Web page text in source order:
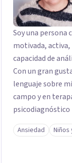
Soy una persona
motivada, activa,
capacidad de
Con un gran
lenguaje sobre
campo y en
psicodiagnóstico
Ansiedad